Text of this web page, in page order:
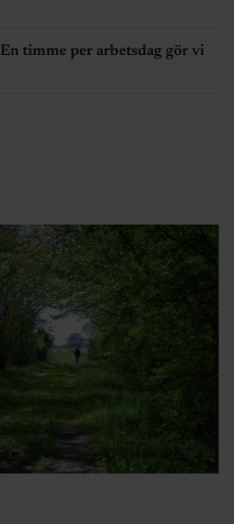
En timme per arbetsdag gör vi